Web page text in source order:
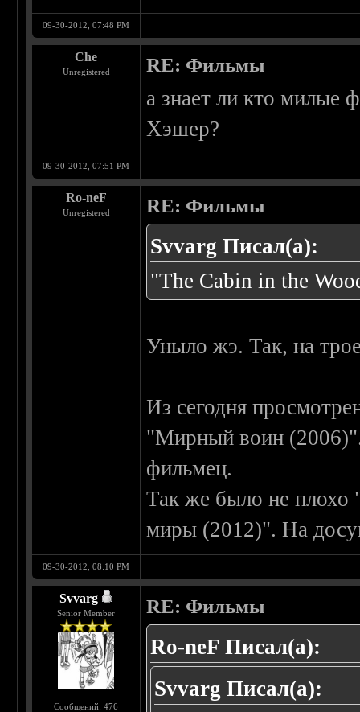
09-30-2012, 07:48 PM
Che
Unregistered RE: Фильмы
а знает ли кто милые
Хэшер?
09-30-2012, 07:51 PM
Ro-neF
Unregistered RE: Фильмы
Svvarg Писал(а):
"The Cabin in the
Уныло жэ. Так, на
Из сегодня
"Мирный воин
фильмец.
Так же было не плохо
миры (2012)". На
09-30-2012, 08:10 PM
Svvarg
Senior Member
Сообщений: 476
RE: Фильмы
Ro-neF Писал(а):
Svvarg Писал(а):